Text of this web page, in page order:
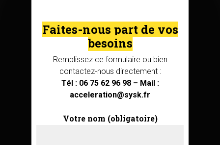
Faites-nous part de vos
besoins
Remplissez ce formulaire ou bien
contactez-nous directement :
Tél : 06 75 62 96 98 – Mail :
acceleration@sysk.fr
Votre nom (obligatoire)